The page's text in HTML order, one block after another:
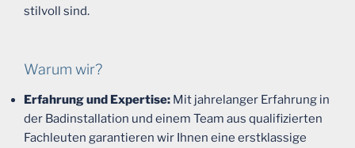
stilvoll sind.
Warum wir?
Erfahrung und Expertise: Mit jahrelanger Erfahrung in
der Badinstallation und einem Team aus qualifizierten
Fachleuten garantieren wir Ihnen eine erstklassige